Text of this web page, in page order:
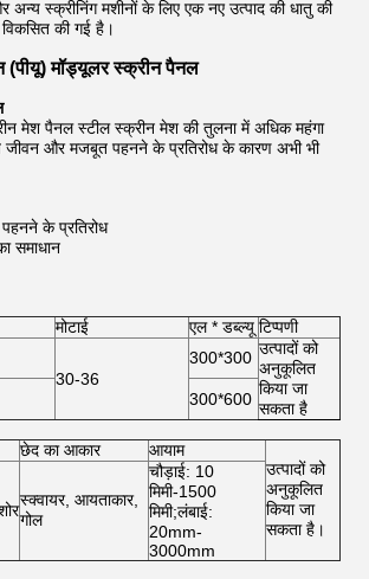
अन्य स्क्रीनिंग मशीनों के लिए एक नए उत्पाद की धातु की
की गई है।
(पीयू) मॉड्यूलर स्क्रीन पैनल
मेश पैनल स्टील स्क्रीन मेश की तुलना में अधिक महंगा
और मजबूत पहनने के प्रतिरोध के कारण अभी भी
के प्रतिरोध
समाधान
मोटाई एल * डब्ल्यू टिप्पणी
30-36
300*300 उत्पादों को
अनुकूलित
किया जा
सकता है
300*600
छेद का आकार
आयाम
उत्पादों को
अनुकूलित
किया जा
सकता है।
स्क्वायर, आयताकार,
गोल
चौड़ाई: 10
मिमी-1500
मिमी;लंबाई:
20mm-
3000mm